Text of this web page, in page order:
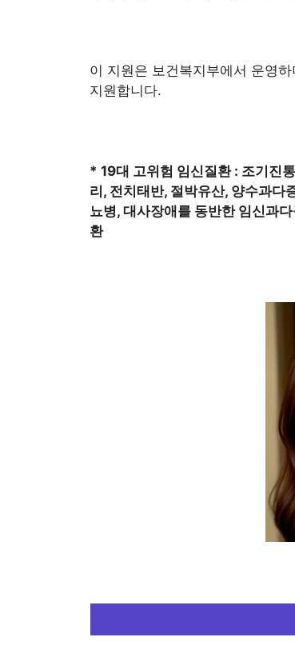
이 지원은 보건복지부에서 운영
지원합니다.
* 19대 고위험 임신질환 : 조기진
리, 전치태반, 절박유산, 양수과다
뇨병, 대사장애를 동반한 임신과
환